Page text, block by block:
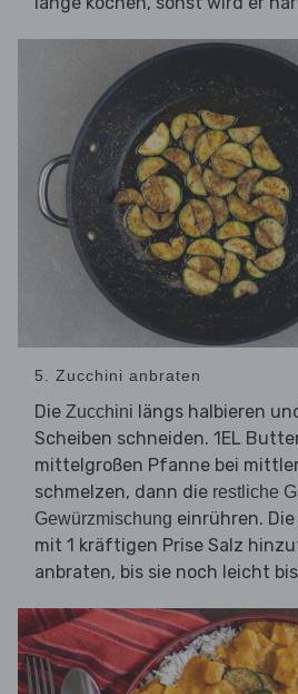
5. Zucchini anbraten
Die Zucchini längs halbieren
Scheiben schneiden. 1EL
mittelgroßen Pfanne bei
schmelzen, dann die restliche
Gewürzmischung einrühren. Die
mit 1 kräftigen Prise Salz
anbraten, bis sie noch leicht